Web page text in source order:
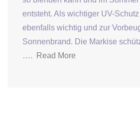
entsteht. Als wichtiger UV-
ebenfalls wichtig und zur
Sonnenbrand. Die Markise
….
Read More